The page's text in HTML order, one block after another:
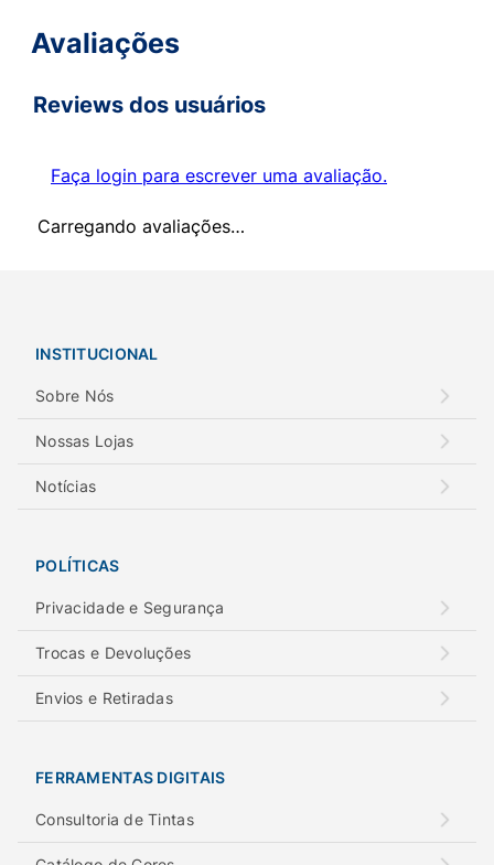
Avaliações
Reviews dos usuários
Faça login para escrever uma avaliação.
Carregando avaliações…
INSTITUCIONAL
Sobre Nós
Nossas Lojas
Notícias
POLÍTICAS
Privacidade e Segurança
Trocas e Devoluções
Envios e Retiradas
FERRAMENTAS DIGITAIS
Consultoria de Tintas